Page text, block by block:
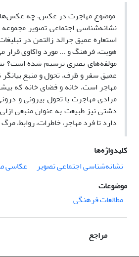
موضوع مهاجرت در عکس، چه عکس‌های
نشانه‌شناسی اجتماعی تصویر
استعاره عمیق جرالد زالتمن در
هویت، فرهنگ و ... مورد واکاوی قرار
مولفه‌های بصری ترسیم شده است؟
عمیق سفر و ظرف، تحول و منبع
مهاجر است، خانه و فضای خانه که
مرادی مهاجرت با تحول بیرونی و
دشتی نیز طبیعت به عنوان منبعی
دارد تا فرد مهاجر، خاطرات، روابط،
کلیدواژه‌ها
نشانه‌شناسی اجتماعی تصویر
عکاسی
موضوعات
مطالعات فرهنگی
مراجع